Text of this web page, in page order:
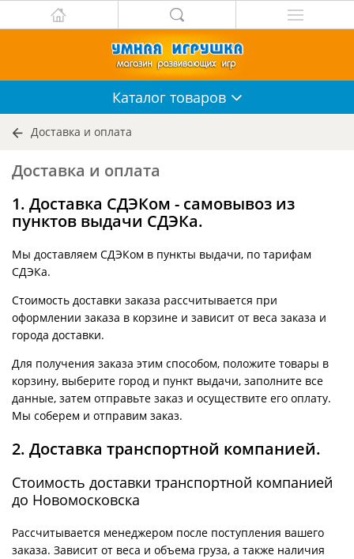
Каталог товаров
Доставка и оплата
Доставка и оплата
1. Доставка СДЭКом - самовывоз из
пунктов выдачи СДЭКа.
Мы доставляем СДЭКом в пункты выдачи, по тарифам
СДЭКа.
Стоимость доставки заказа рассчитывается при
оформлении заказа в корзине и зависит от веса заказа и
города доставки.
Для получения заказа этим способом, положите товары в
корзину, выберите город и пункт выдачи, заполните все
данные, затем отправьте заказ и осуществите его оплату.
Мы соберем и отправим заказ.
2. Доставка транспортной компанией.
Стоимость доставки транспортной компанией
до Новомосковска
Рассчитывается менеджером после поступления вашего
заказа. Зависит от веса и объема груза, а также наличия